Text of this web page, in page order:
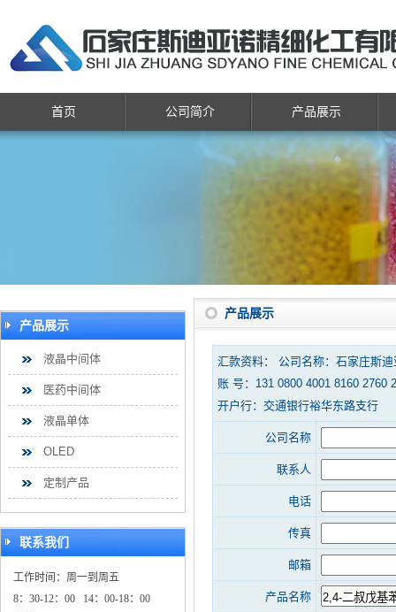
首页 公司简介 产品展示
产品展示
液晶中间体
医药中间体
液晶单体
OLED
定制产品
联系我们
工作时间：周一到周五
8：30-12：00 14：00-18：00
产品展示
汇款资料： 公司名称：石家庄斯
账 号：131 0800 4001 8160 2760
开户行：交通银行裕华东路支行
公司名称
联系人
电话
传真
邮箱
产品名称